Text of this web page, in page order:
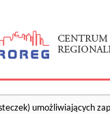
umożliwiających